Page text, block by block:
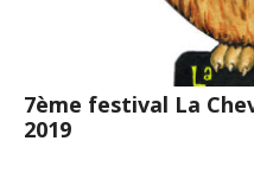
7ème festival La
2019